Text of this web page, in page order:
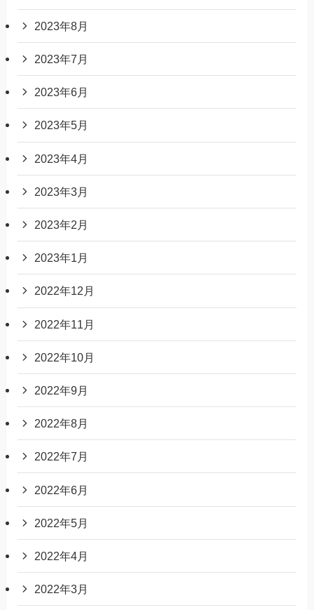
2023年8月
2023年7月
2023年6月
2023年5月
2023年4月
2023年3月
2023年2月
2023年1月
2022年12月
2022年11月
2022年10月
2022年9月
2022年8月
2022年7月
2022年6月
2022年5月
2022年4月
2022年3月